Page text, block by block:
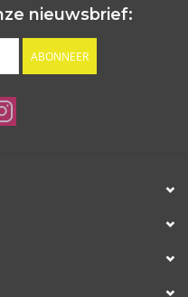
nieuwsbrief:
ABONNEER